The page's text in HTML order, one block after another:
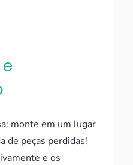
monte em um lugar
de peças perdidas!
e os